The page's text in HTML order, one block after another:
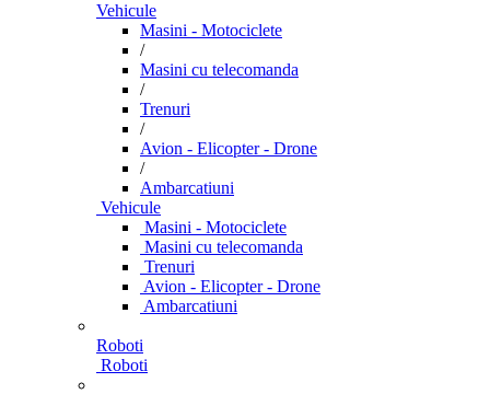
Vehicule
Masini - Motociclete
/
Masini cu telecomanda
/
Trenuri
/
Avion - Elicopter - Drone
/
Ambarcatiuni
Vehicule
Masini - Motociclete
Masini cu telecomanda
Trenuri
Avion - Elicopter - Drone
Ambarcatiuni
Roboti
Roboti